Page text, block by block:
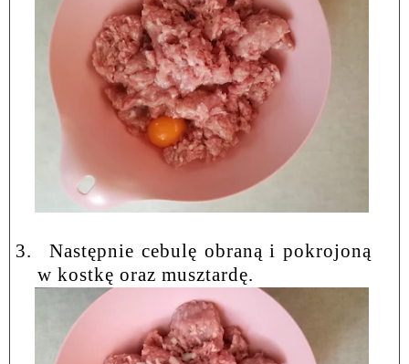
3.
Następnie cebulę obraną i pokrojoną
w kostkę oraz musztardę.